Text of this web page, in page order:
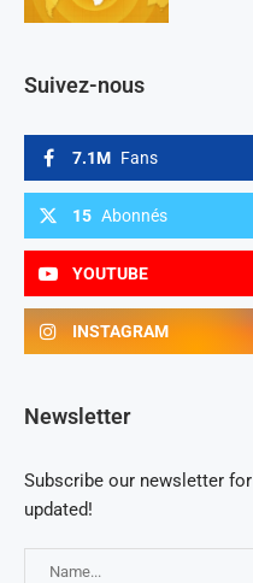
Suivez-nous
7.1M Fans
15 Abonnés
YOUTUBE
INSTAGRAM
Newsletter
Subscribe our newsletter
updated!